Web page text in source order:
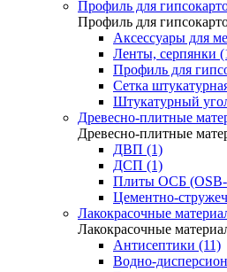
Профиль для
Профиль для
Аксессуары для
Ленты, серпянки
Профиль для
Сетка
Штукатурный
Древесно-плитные
Древесно-плитные
ДВП (1)
ДСП (1)
Плиты ОСБ (OSB-
Цементно-
Лакокрасочные
Лакокрасочные
Антисептики (11)
Водно-